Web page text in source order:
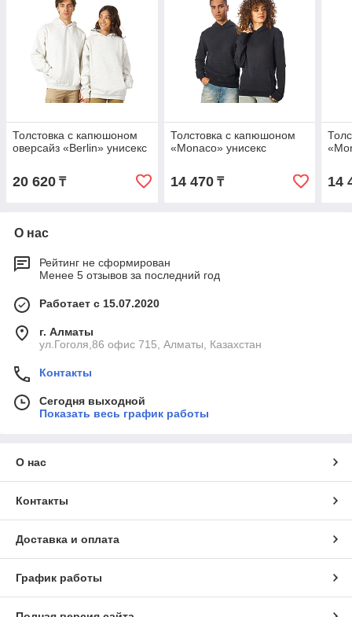
Толстовка с капюшоном
оверсайз «Berlin» унисекс
20 620 ₸
Толстовка с капюшоном
«Monaco» унисекс
14 470₸ 14
О нас
Рейтинг не сформирован
Менее 5 отзывов за последний год
Работает с 15.07.2020
г. Алматы
ул.Гоголя,86 офис 715, Алматы, Казахстан
Контакты
Сегодня выходной
Показать весь график работы
О нас
Контакты
Доставка и оплата
График работы